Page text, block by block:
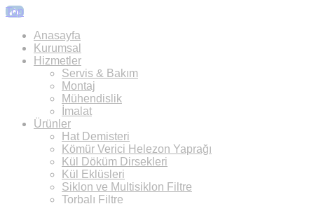
Top
Anasayfa
Kurumsal
Hizmetler
Servis & Bakım
Montaj
Mühendislik
İmalat
Ürünler
Hat Demisteri
Kömür Verici Helezon Yaprağı
Kül Döküm Dirsekleri
Kül Eklüsleri
Siklon ve Multisiklon Filtre
Torbalı Filtre